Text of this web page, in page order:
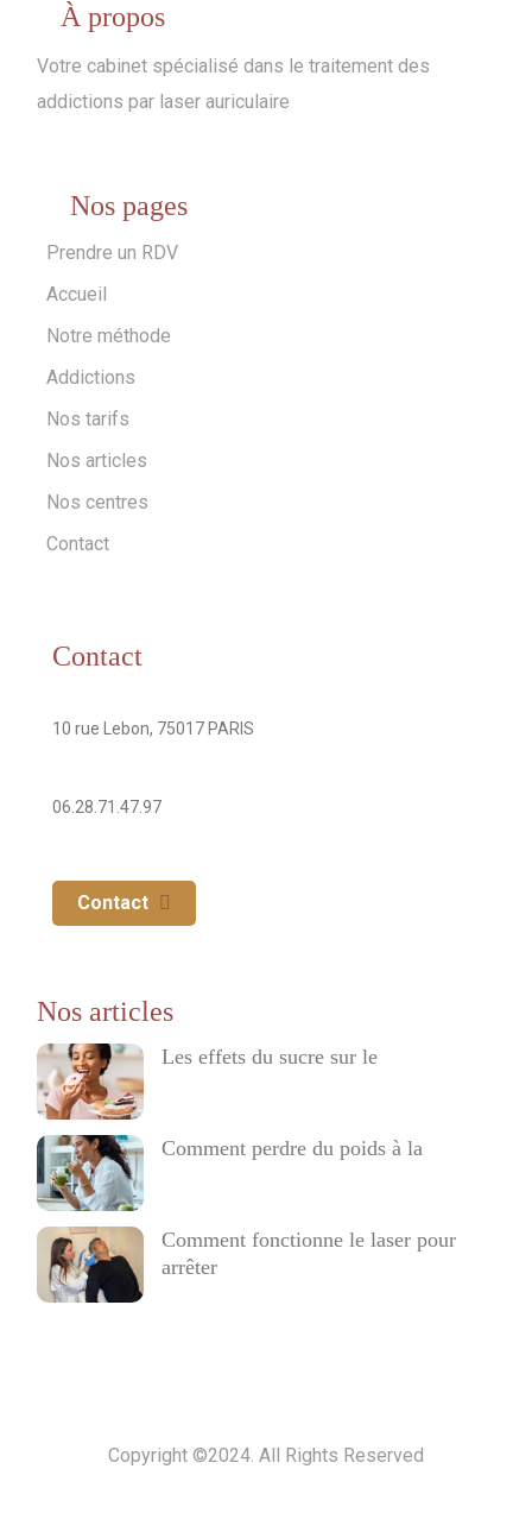
À propos
Votre cabinet spécialisé dans le traitement des
addictions par laser auriculaire
Nos pages
Prendre un RDV
Accueil
Notre méthode
Addictions
Nos tarifs
Nos articles
Nos centres
Contact
Contact
10 rue Lebon, 75017 PARIS
06.28.71.47.97
Contact
Les effets du sucre sur le
Comment perdre du poids à la
Comment fonctionne le laser pour
arrêter
Copyright ©2024. All Rights Reserved